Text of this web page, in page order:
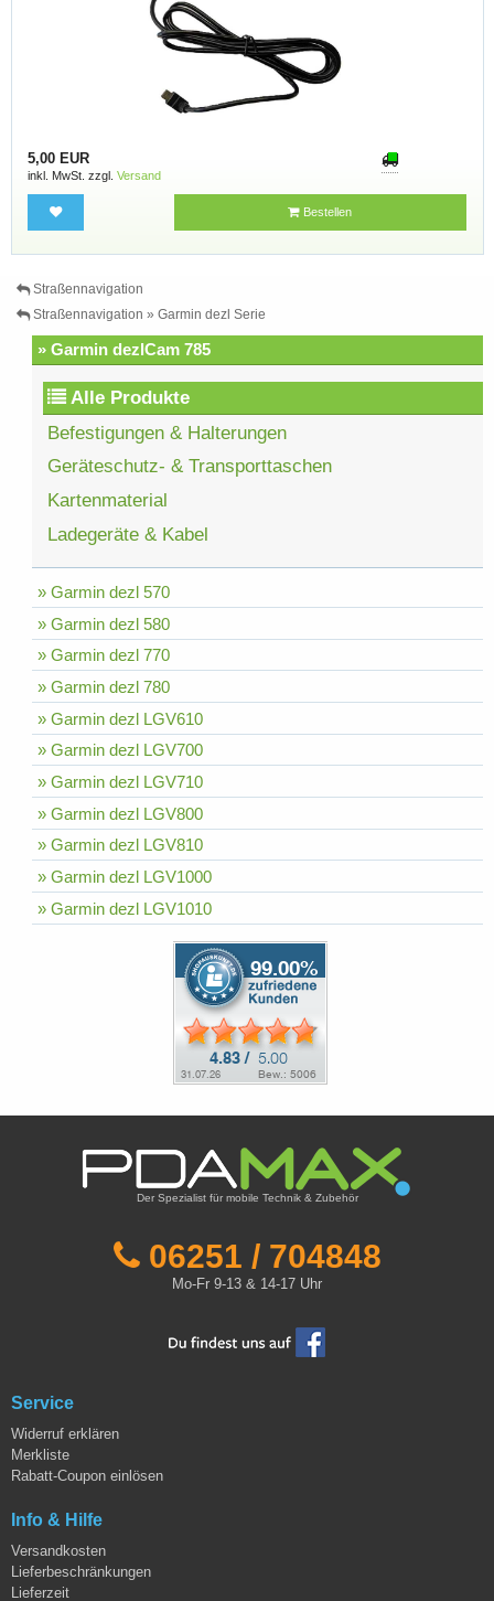
5,00 EUR
inkl. MwSt. zzgl. Versand
Bestellen
Straßennavigation
Straßennavigation » Garmin dezl Serie
» Garmin dezlCam 785
Alle Produkte
Befestigungen & Halterungen
Geräteschutz- & Transporttaschen
Kartenmaterial
Ladegeräte & Kabel
» Garmin dezl 570
» Garmin dezl 580
» Garmin dezl 770
» Garmin dezl 780
» Garmin dezl LGV610
» Garmin dezl LGV700
» Garmin dezl LGV710
» Garmin dezl LGV800
» Garmin dezl LGV810
» Garmin dezl LGV1000
» Garmin dezl LGV1010
Der Spezialist für mobile Technik & Zubehör
06251 / 704848
Mo-Fr 9-13 & 14-17 Uhr
Service
Widerruf erklären
Merkliste
Rabatt-Coupon einlösen
Info & Hilfe
Versandkosten
Lieferbeschränkungen
Lieferzeit